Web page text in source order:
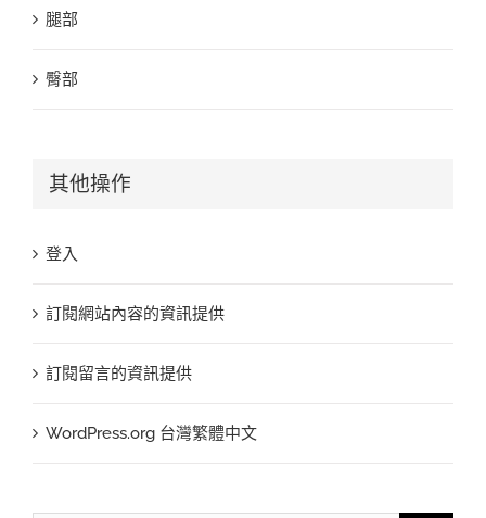
腿部
臀部
其他操作
登入
訂閱網站內容的資訊提供
訂閱留言的資訊提供
WordPress.org 台灣繁體中文